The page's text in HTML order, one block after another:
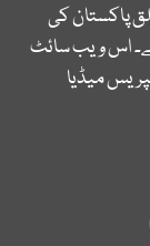
پاکستان کی
اس ویب سائٹ
میڈیا